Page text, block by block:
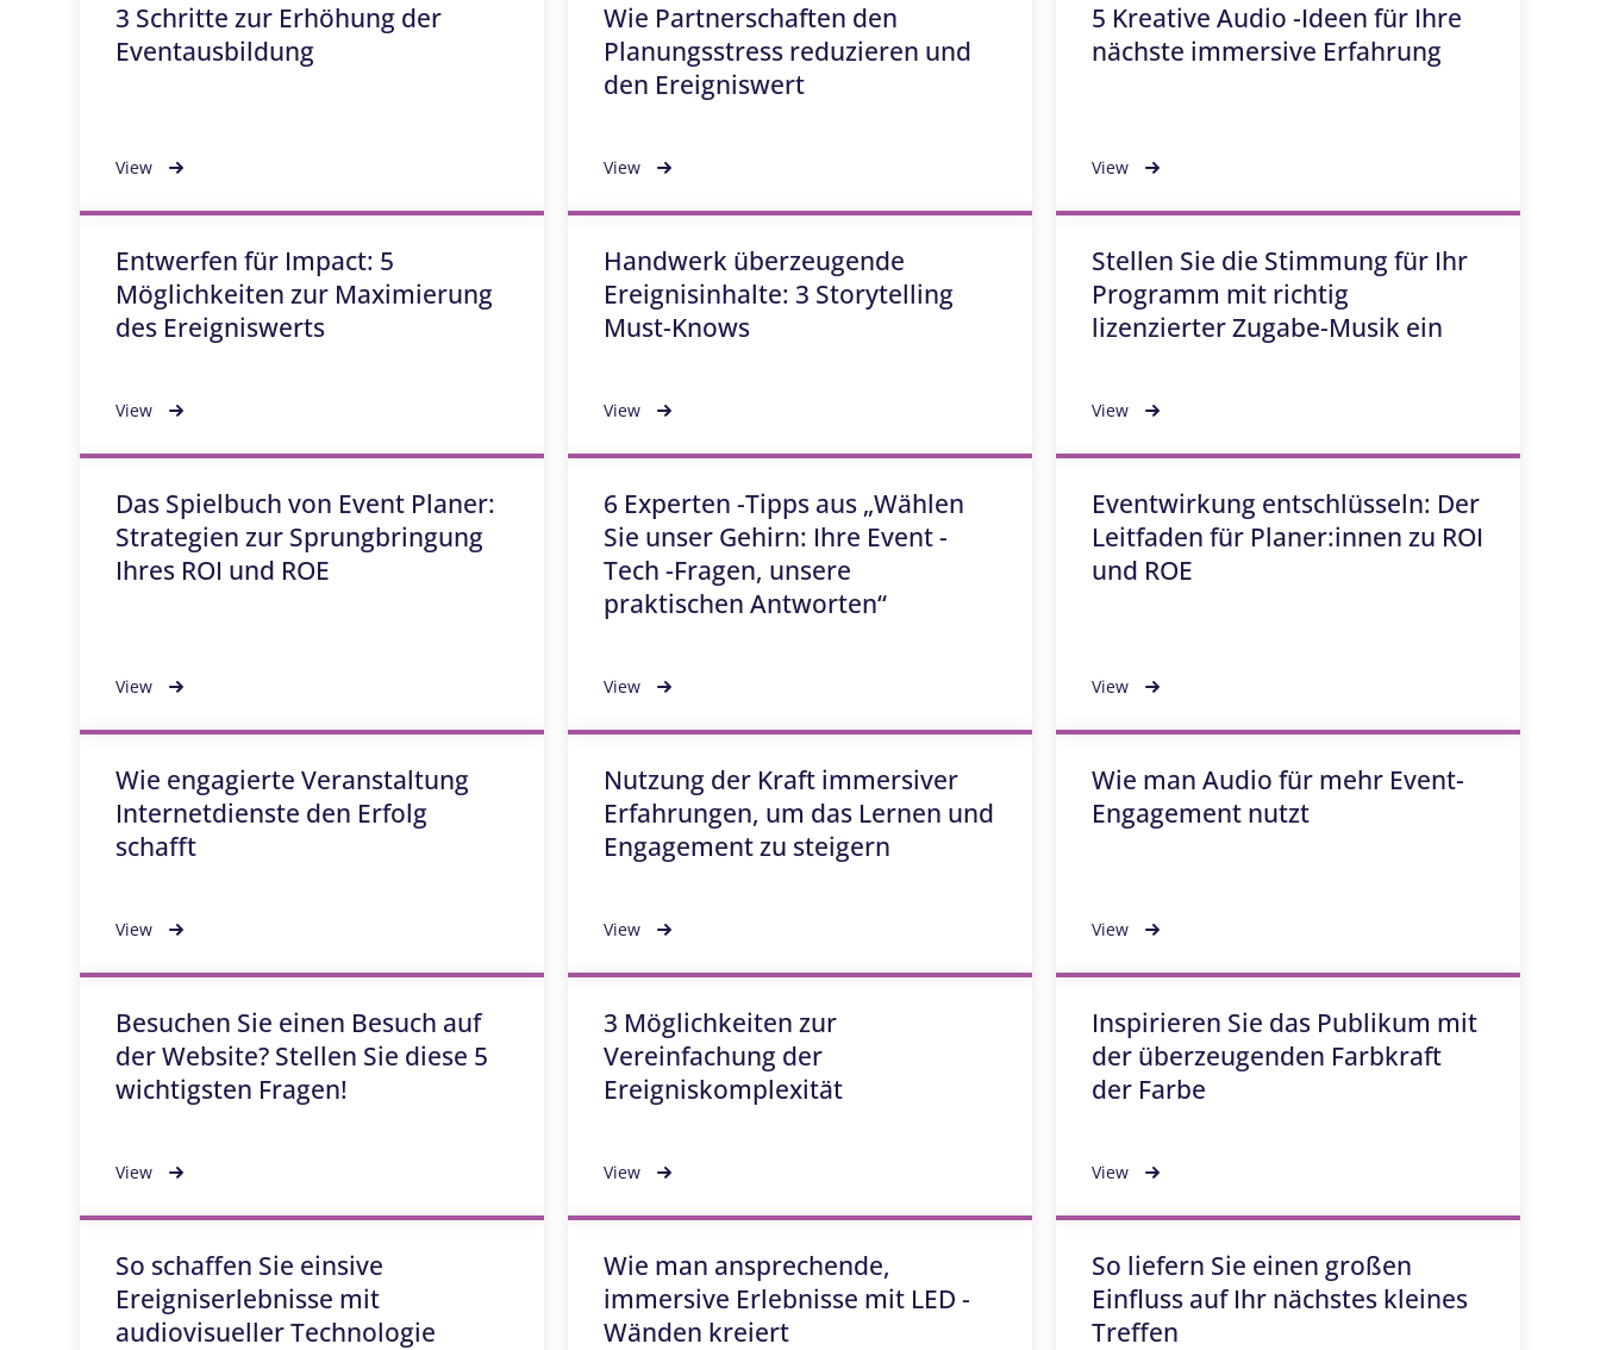
3 Schritte zur Erhöhung der
Eventausbildung
View
Wie Partnerschaften den
Planungsstress reduzieren und
den Ereigniswert
View
5 Kreative Audio -Ideen für Ihre
nächste immersive Erfahrung
View
Entwerfen für Impact: 5
Möglichkeiten zur Maximierung
des Ereigniswerts
View
Handwerk überzeugende
Ereignisinhalte: 3 Storytelling
Must-Knows
View
Stellen Sie die Stimmung für Ihr
Programm mit richtig
lizenzierter Zugabe-Musik ein
View
Das Spielbuch von Event Planer:
Strategien zur Sprungbringung
Ihres ROI und ROE
View
6 Experten -Tipps aus „Wählen
Sie unser Gehirn: Ihre Event -
Tech -Fragen, unsere
praktischen Antworten“
View
Eventwirkung entschlüsseln: Der
Leitfaden für Planer:innen zu ROI
und ROE
View
Wie engagierte Veranstaltung
Internetdienste den Erfolg
schafft
View
Nutzung der Kraft immersiver
Erfahrungen, um das Lernen und
Engagement zu steigern
View
Wie man Audio für mehr Event-
Engagement nutzt
View
Besuchen Sie einen Besuch auf
der Website? Stellen Sie diese 5
wichtigsten Fragen!
View
3 Möglichkeiten zur
Vereinfachung der
Ereigniskomplexität
View
Inspirieren Sie das Publikum mit
der überzeugenden Farbkraft
der Farbe
View
So schaffen Sie einsive
Ereigniserlebnisse mit
audiovisueller Technologie
Wie man ansprechende,
immersive Erlebnisse mit LED -
Wänden kreiert
So liefern Sie einen großen
Einfluss auf Ihr nächstes kleines
Treffen